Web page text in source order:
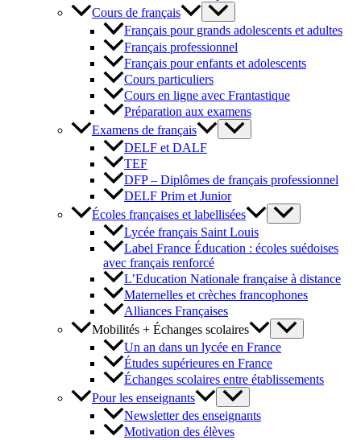
Cours de français
Français pour grands adolescents et adultes
Français professionnel
Français pour enfants et adolescents
Cours particuliers
Cours en ligne avec Frantastique
Préparation aux examens
Examens de français
DELF et DALF
TEF
DFP – Diplômes de français professionnel
DELF Prim et Junior
Écoles françaises et labellisées
Lycée français Saint Louis
Label France Éducation : écoles suédoises
avec français renforcé
L’Education Nationale française à distance
Maternelles et crèches francophones
Alliances Françaises
Mobilités + Échanges scolaires
Un an dans un lycée en France
Études supérieures en France
Échanges scolaires entre établissements
Pour les enseignants
Newsletter des enseignants
Motivation des élèves